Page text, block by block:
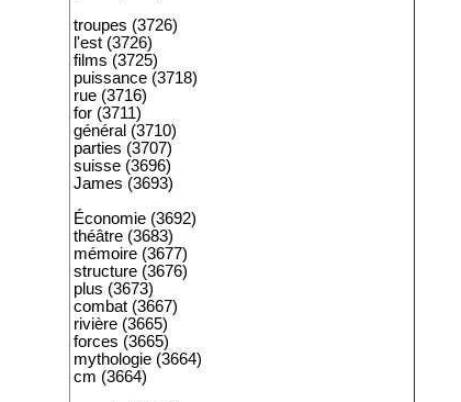
troupes (3726)
l'est (3726)
films (3725)
puissance (3718)
rue (3716)
for (3711)
général (3710)
parties (3707)
suisse (3696)
James (3693)
Économie (3692)
théâtre (3683)
mémoire (3677)
structure (3676)
plus (3673)
combat (3667)
rivière (3665)
forces (3665)
mythologie (3664)
cm (3664)